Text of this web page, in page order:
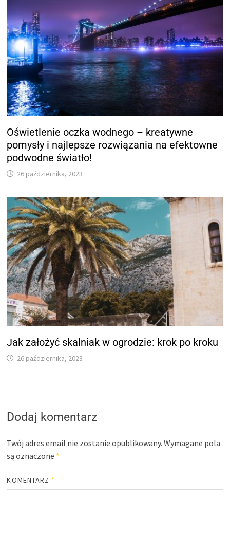
Oświetlenie oczka wodnego – kreatywne
pomysły i najlepsze rozwiązania na efektowne
podwodne światło!
26 października, 2023
Jak założyć skalniak w ogrodzie: krok po kroku
26 października, 2023
Dodaj komentarz
Twój adres email nie zostanie opublikowany. Wymagane pola
są oznaczone *
KOMENTARZ *